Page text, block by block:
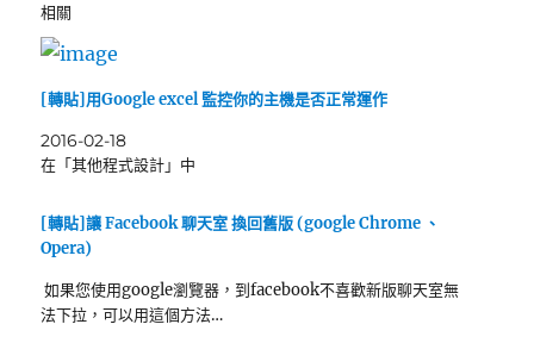
相關
[轉貼]用Google excel 監控你的主機是否正常運作
2016-02-18
在「其他程式設計」中
[轉貼]讓 Facebook 聊天室 換回舊版 (google Chrome 、
Opera)
如果您使用google瀏覽器，到facebook不喜歡新版聊天室無
法下拉，可以用這個方法…